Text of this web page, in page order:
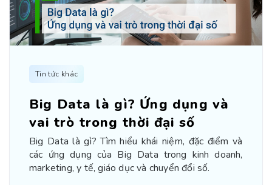
Tin tức khác
Big Data là gì? Ứng dụng và
vai trò trong thời đại số
Big Data là gì? Tìm hiểu khái niệm, đặc điểm và
các ứng dụng của Big Data trong kinh doanh,
marketing, y tế, giáo dục và chuyển đổi số.